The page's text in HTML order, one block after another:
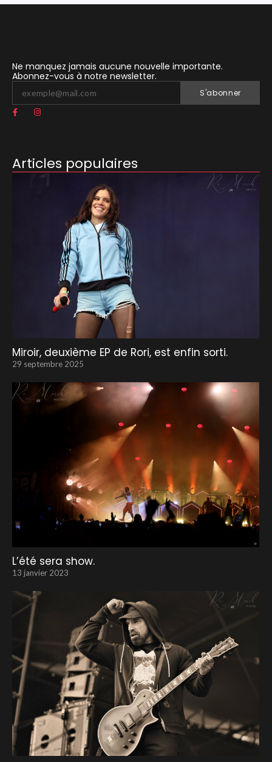
Ne manquez jamais aucune nouvelle importante.
Abonnez-vous à notre newsletter.
S'abonner
Articles populaires
Miroir, deuxième EP de Rori, est enfin sorti.
29 septembre 2025
L’été sera show.
13 janvier 2023